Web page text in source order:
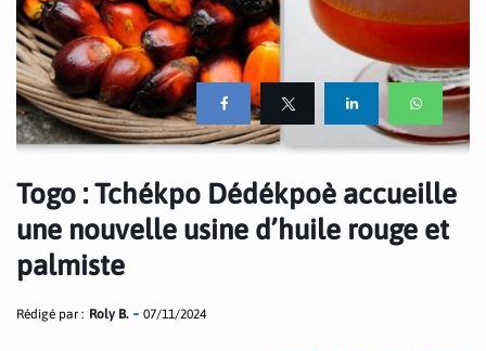
Togo : Tchékpo Dédékpoè accueille
une nouvelle usine d’huile rouge et
palmiste
Rédigé par : Roly B. 07/11/2024